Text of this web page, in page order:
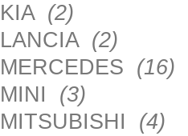
KIA (2)
LANCIA (2)
MERCEDES (16)
MINI (3)
MITSUBISHI (4)